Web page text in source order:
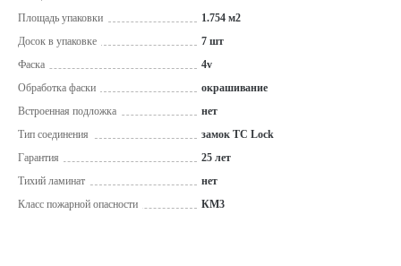
Площадь упаковки
1.754 м2
Досок в упаковке
7 шт
Фаска
4v
Обработка фаски
окрашивание
Встроенная подложка
нет
Тип соединения
замок TС Lock
Гарантия
25 лет
Тихий ламинат
нет
Класс пожарной опасности
КМ3